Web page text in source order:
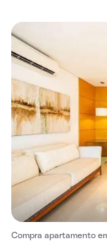
Compra apartamento